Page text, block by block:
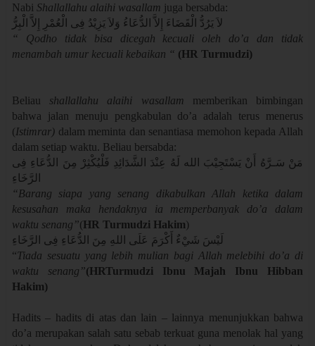
Nabi Shallallahu alaihi wasallam juga bersabda:
لاَ يَرُدُّ الْقَضَاءَ إِلاَّ الدُّعَاءُ وَلاَ يَزِيْدُ فِى الْعُمْرِ إِلاَّ الْبِرُّ
“ Qodho tidak bisa dicegah kecuali oleh do’a dan tidak
menambah umur kecuali kebaikan “ (HR Turmudzi)
Beliau shallallahu alaihi wasallam memberikan bimbingan
bahwa jalan menuju pengkabulan do’a adalah terus menerus
(Istimrar) dalam meminta dan senantiasa memohon kepada Allah
dalam setiap waktu. Beliau bersabda:
مَنْ سَـرَّهُ أَنْ يَسْتَجِيْبَ الله لَهُ عِنْدَ الشَّدَائِدِ فَلْيُكْثِرْ مِنَ الدُّعَاءِ فِى
الرَّخَاءِ
“Barang siapa yang senang dikabulkan Allah ketika dalam
kesusahan maka hendaknya ia memperbanyak do’a dalam
waktu senang”(HR Turmudzi Hakim)
لَيْسَ شَيْءٌ أَكْرَمَ عَلَى اللهِ مِنَ الدُّعَاءِ فِى الرَّخَاءِ
“Tiada sesuatu yang lebih mulian bagi Allah melebihi do’a di
waktu senang”(HRTurmudzi Ibnu Majah Ibnu Hibban
Hakim)
Hadits – hadits di atas dan lain – lainnya menunjukkan bahwa
do’a merupakan salah satu sebab terkuat guna menolak hal yang